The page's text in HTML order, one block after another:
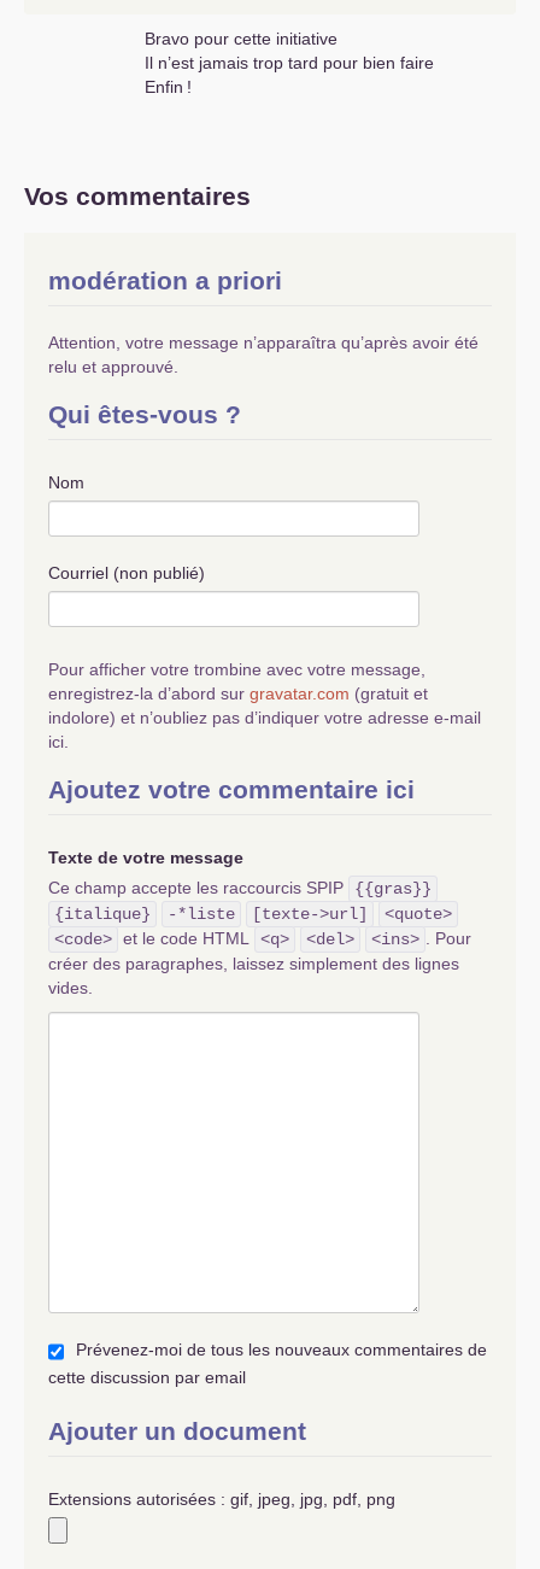
Bravo pour cette initiative
Il n’est jamais trop tard pour bien faire
Enfin !
Vos commentaires
modération a priori
Attention, votre message n’apparaîtra qu’après avoir été
relu et approuvé.
Qui êtes-vous ?
Nom
Courriel (non publié)
Pour afficher votre trombine avec votre message,
enregistrez-la d’abord sur gravatar.com (gratuit et
indolore) et n’oubliez pas d’indiquer votre adresse e-mail
ici.
Ajoutez votre commentaire ici
Texte de votre message
Ce champ accepte les raccourcis SPIP
{{gras}}
{italique}
-*liste [texte->url]
<quote>
<code> et le code HTML <q> <del> <ins> . Pour
créer des paragraphes, laissez simplement des lignes
vides.
Prévenez-moi de tous les nouveaux commentaires de
cette discussion par email
Ajouter un document
Extensions autorisées : gif, jpeg, jpg, pdf, png